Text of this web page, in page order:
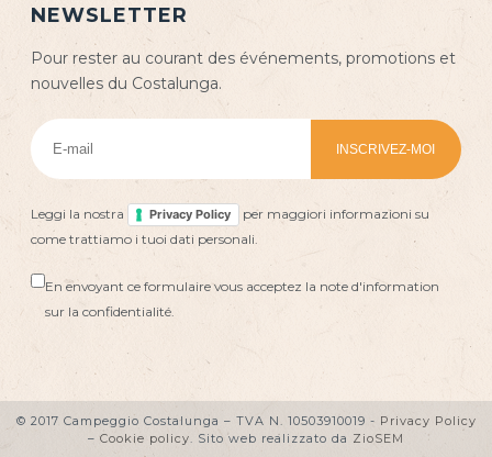
NEWSLETTER
Pour rester au courant des événements, promotions et
nouvelles du Costalunga.
Leggi la nostra Privacy Policy
per maggiori informazioni su
come trattiamo i tuoi dati personali.
En envoyant ce formulaire vous acceptez la note d'information
sur la confidentialité.
© 2017 Campeggio Costalunga – TVA N. 10503910019 - Privacy Policy
– Cookie policy. Sito web realizzato da ZioSEM